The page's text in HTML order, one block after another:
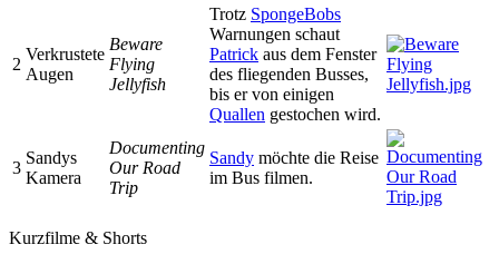
2
Verkrustete
Augen
Beware
Flying
Jellyfish
Trotz SpongeBobs
Warnungen schaut
Patrick aus dem Fenster
des fliegenden Busses,
bis er von einigen
Quallen gestochen wird.
3
Sandys
Kamera
Documenting
Our Road
Trip
Sandy möchte die Reise
im Bus filmen.
Kurzfilme & Shorts